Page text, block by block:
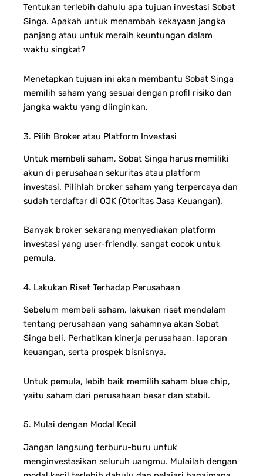
Tentukan terlebih dahulu apa tujuan investasi Sobat
Singa. Apakah untuk menambah kekayaan jangka
panjang atau untuk meraih keuntungan dalam
waktu singkat?
Menetapkan tujuan ini akan membantu Sobat Singa
memilih saham yang sesuai dengan profil risiko dan
jangka waktu yang diinginkan.
3. Pilih Broker atau Platform Investasi
Untuk membeli saham, Sobat Singa harus memiliki
akun di perusahaan sekuritas atau platform
investasi. Pilihlah broker saham yang terpercaya dan
sudah terdaftar di OJK (Otoritas Jasa Keuangan).
Banyak broker sekarang menyediakan platform
investasi yang user-friendly, sangat cocok untuk
pemula.
4. Lakukan Riset Terhadap Perusahaan
Sebelum membeli saham, lakukan riset mendalam
tentang perusahaan yang sahamnya akan Sobat
Singa beli. Perhatikan kinerja perusahaan, laporan
keuangan, serta prospek bisnisnya.
Untuk pemula, lebih baik memilih saham blue chip,
yaitu saham dari perusahaan besar dan stabil.
5. Mulai dengan Modal Kecil
Jangan langsung terburu-buru untuk
menginvestasikan seluruh uangmu. Mulailah dengan